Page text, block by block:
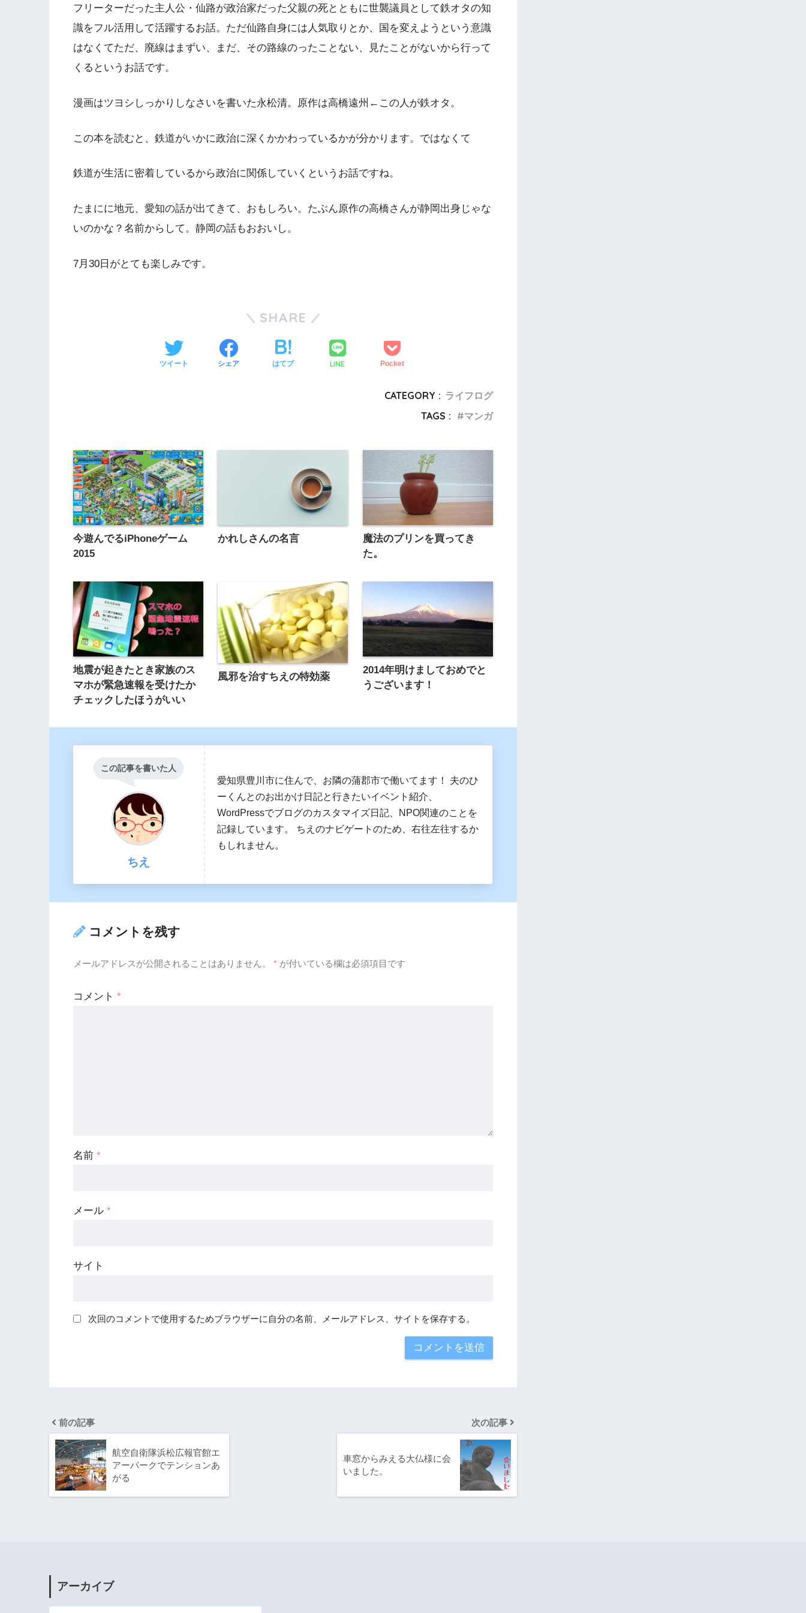
フリーターだった主人公・仙路が政治家だった父親の死とともに世襲議員として鉄オタの知
識をフル活用して活躍するお話。ただ仙路自身には人気取りとか、国を変えようという意識
はなくてただ、廃線はまずい、まだ、その路線のったことない、見たことがないから行って
くるというお話です。
漫画はツヨシしっかりしなさいを書いた永松清。原作は高橋遠州←この人が鉄オタ。
この本を読むと、鉄道がいかに政治に深くかかわっているかが分かります。ではなくて
鉄道が生活に密着しているから政治に関係していくというお話ですね。
たまにに地元、愛知の話が出てきて、おもしろい。たぶん原作の高橋さんが静岡出身じゃな
いのかな？名前からして。静岡の話もおおいし。
7月30日がとても楽しみです。
SHARE
ツイート シェア はてブ LINE Pocket
CATEGORY : ライフログ
TAGS :
マンガ
今遊んでるiPhoneゲーム
2015
かれしさんの名言
魔法のプリンを買ってき
た。
地震が起きたとき家族のス
マホが緊急速報を受けたか
チェックしたほうがいい
風邪を治すちえの特効薬
2014年明けましておめでと
うございます！
この記事を書いた人
ちえ
愛知県豊川市に住んで、お隣の蒲郡市で働いてます！ 夫のひ
ーくんとのお出かけ日記と行きたいイベント紹介、
WordPressでブログのカスタマイズ日記、NPO関連のことを
記録しています。 ちえのナビゲートのため、右往左往するか
もしれません。
コメントを残す
メールアドレスが公開されることはありません。 * が付いている欄は必須項目です
コメント *
名前 *
メール *
サイト
次回のコメントで使用するためブラウザーに自分の名前、メールアドレス、サイトを保存する。
前の記事
航空自衛隊浜松広報官館エ
アーパークでテンションあ
がる
次の記事
車窓からみえる大仏様に会
いました。
アーカイブ